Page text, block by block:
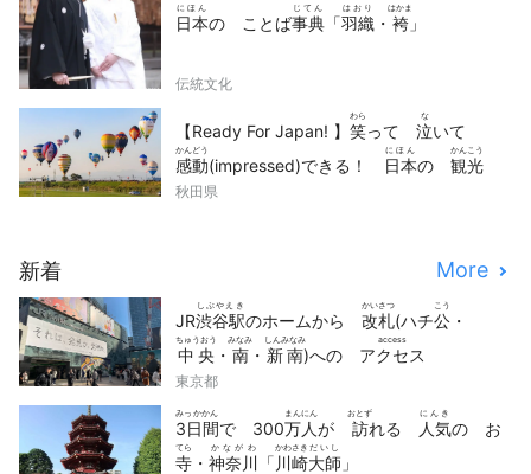
日本
にほん
の ことば事典
じてん
「羽織
はおり
・ 袴
はかま
」
伝統文化
【Ready For Japan! 】 笑
わら
って 泣
な
いて
感動
かんどう
(impressed)できる！ 日本
にほん
の 観光
かんこう
動画
どうが
10
秋田県
新着 More
JR渋谷駅
しぶやえき
のホームから 改札
かいさつ
(ハチ公
こう
・
中央
ちゅうおう
・ 南
みなみ
・ 新南
しんみなみ
)への アクセス
access
東京都
3日間
みっかかん
で 300万人
まんにん
が 訪
おとず
れる 人気
にんき
の お
寺
てら
・ 神奈川
かながわ
「 川崎
かわさき
大師
だいし
」